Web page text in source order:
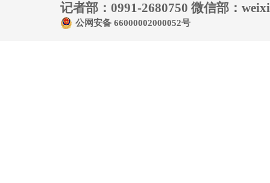
记者部：0991-2680750 微信部：
公网安备 66000002000052号